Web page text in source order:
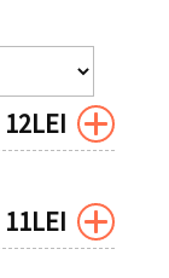
12LEI
11LEI